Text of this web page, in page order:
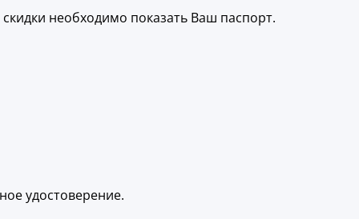
необходимо показать Ваш паспорт.
удостоверение.